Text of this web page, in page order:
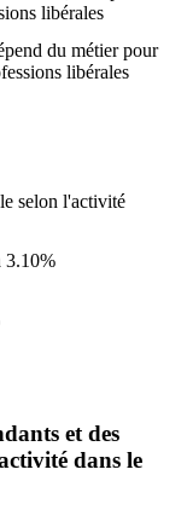
libérales
du métier pour
libérales
selon l'activité
3.10%
et des
dans le